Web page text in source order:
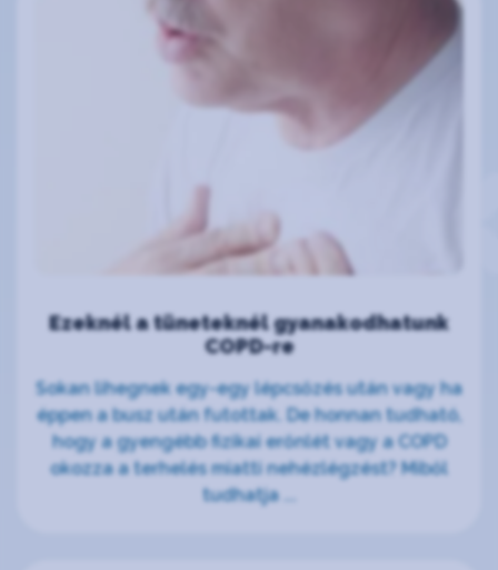
Ezeknél a tüneteknél gyanakodhatunk
COPD-re
Sokan lihegnek egy-egy lépcsőzés után vagy ha
éppen a busz után futottak. De honnan tudható,
hogy a gyengébb fizikai erőnlét vagy a COPD
okozza a terhelés miatti nehézlégzést? Miből
tudhatja ...